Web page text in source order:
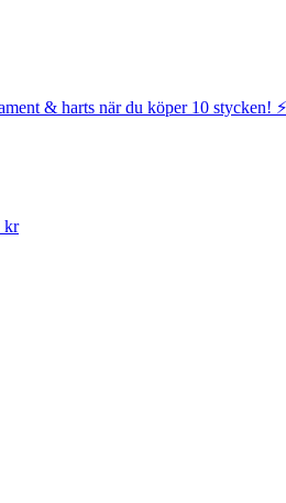
& harts när du köper 10 stycken! ⚡️
kr